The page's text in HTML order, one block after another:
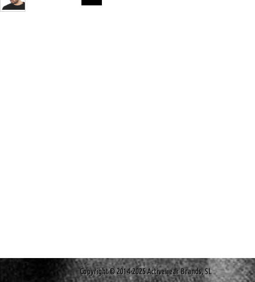
Copyright © 2014-2025 Activewear Brands, SL